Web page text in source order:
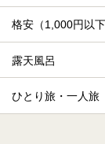
格安（1,000円以下
露天風呂
ひとり旅・一人旅